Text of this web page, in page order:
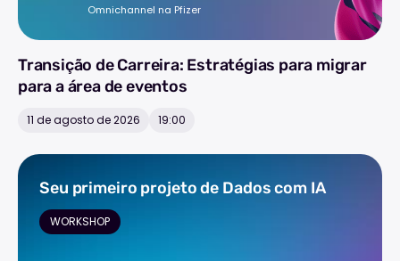
Omnichannel na Pfizer
Transição de Carreira: Estratégias para migrar
para a área de eventos
11 de agosto de 2026 19:00
WORKSHOP
Seu primeiro projeto de Dados com IA